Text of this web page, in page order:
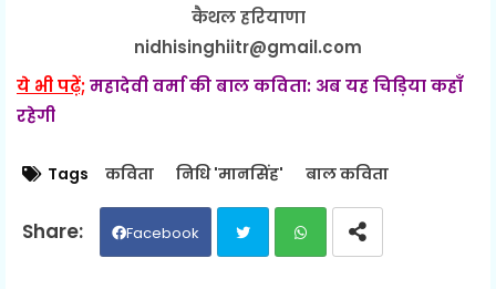
कैथल हरियाणा
nidhisinghiitr@gmail.com
ये भी पढ़ें;महादेवी वर्मा की बाल कविता: अब यह चिड़िया कहाँ
रहेगी
Tags कविता निधि 'मानसिंह' बाल कविता
Facebook